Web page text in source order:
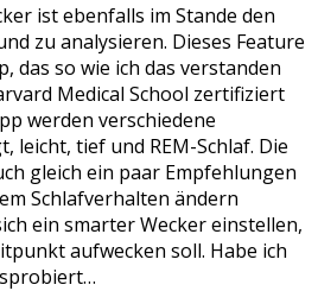
ist ebenfalls im Stande den
zu analysieren. Dieses Feature
das so wie ich das verstanden
Medical School zertifiziert
werden verschiedene
leicht, tief und REM-Schlaf. Die
gleich ein paar Empfehlungen
Schlafverhalten ändern
ein smarter Wecker einstellen,
aufwecken soll. Habe ich